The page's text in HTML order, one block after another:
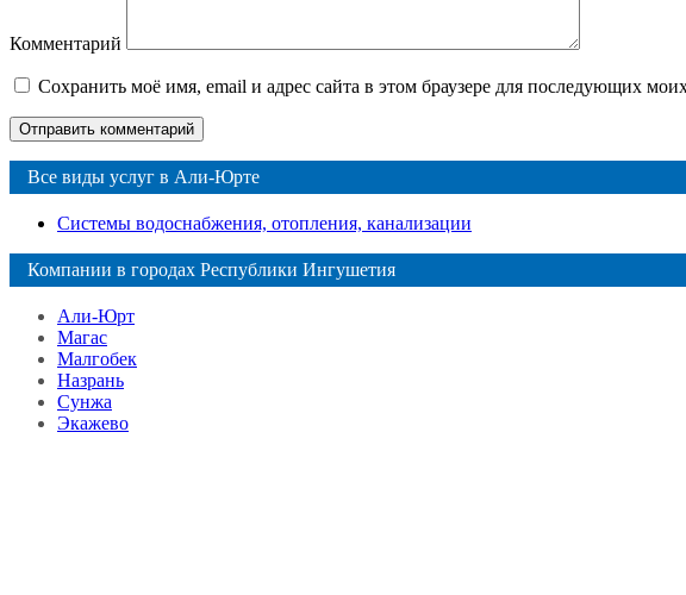
Комментарий
Сохранить моё имя, email и адрес сайта в этом браузере для последующих
Все виды услуг в Али-Юрте
Системы водоснабжения, отопления, канализации
Компании в городах Республики Ингушетия
Али-Юрт
Магас
Малгобек
Назрань
Сунжа
Экажево